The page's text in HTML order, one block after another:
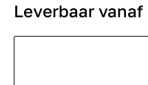
Leverbaar